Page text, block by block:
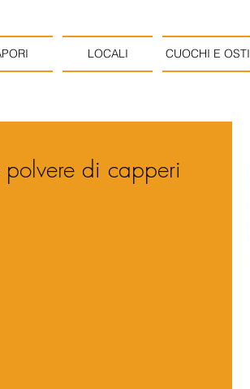
LOCALI CUOCHI E OSTI
di capperi